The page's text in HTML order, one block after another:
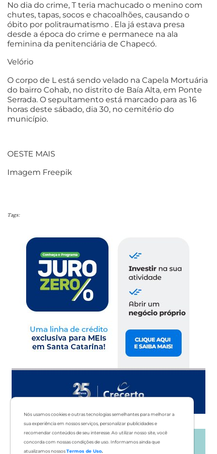
Nós usamos cookies e outras tecnologias semelhantes para melhorar a
sua experiência em nossos serviços, personalizar publicidades e
recomendar conteúdos de seu interesse. Ao utilizar nosso site, você
concorda com nossas condições de uso. Informamos ainda que
atualizamos nossosTermos de Uso.
No dia do crime, T teria machucado o menino com
chutes, tapas, socos e chacoalhões, causando o
óbito por politraumatismo . Ela já estava presa
desde a época do crime e permanece na ala
feminina da penitenciária de Chapecó.
Velório
O corpo de L está sendo velado na Capela Mortuária
do bairro Cohab, no distrito de Baía Alta, em Ponte
Serrada. O sepultamento está marcado para as 16
horas deste sábado, dia 30, no cemitério do
município.
OESTE MAIS
Imagem Freepik
Tags: